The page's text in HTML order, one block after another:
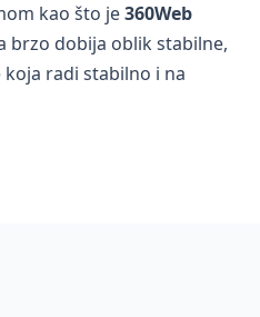
kao što je360Web
brzo dobija oblik stabilne,
radi stabilno i na